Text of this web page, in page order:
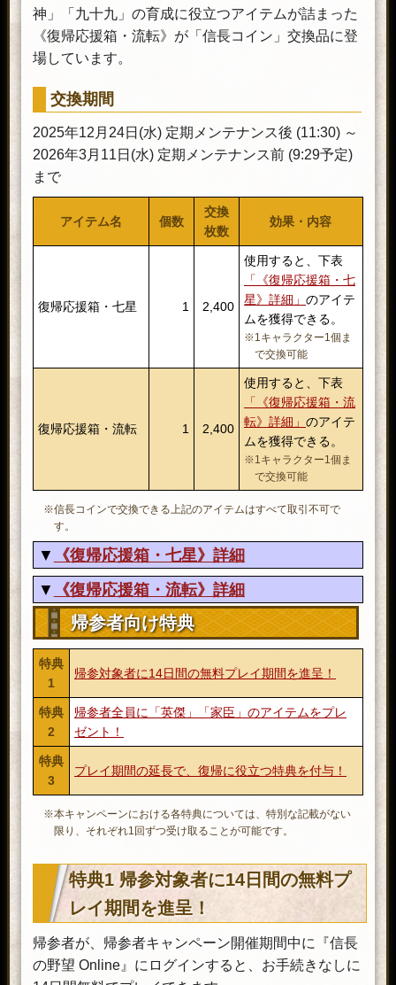
神」「九十九」の育成に役立つアイテムが詰まった
《復帰応援箱・流転》が「信長コイン」交換品に登
場しています。
交換期間
2025年12月24日(水) 定期メンテナンス後 (11:30) ～
2026年3月11日(水) 定期メンテナンス前 (9:29予定)
まで
アイテム名 個数
交換
枚数
効果・内容
復帰応援箱・七星 1 2,400
使用すると、下表
「《復帰応援箱・七
星》詳細」 のアイテ
ムを獲得できる。
※1キャラクター1個ま
で交換可能
復帰応援箱・流転 1 2,400
使用すると、下表
「《復帰応援箱・流
転》詳細」 のアイテ
ムを獲得できる。
※1キャラクター1個ま
で交換可能
※信長コインで交換できる上記のアイテムはすべて取引不可で
す。
《復帰応援箱・七星》詳細
アイテム 効果・内容
技能練達書・勇×1
選択している特化系統の『勇士の
章』までの技能の覚醒効果を全て皆
※体験版アカウントは使用できません。
※皆伝できるのはアイテム使用時に習得
済みの『勇士の章』までの技能のみで
※『勇士の章』までの技能の覚醒効果を
全て皆伝済みの場合、アイテムを使用
テムを使用できません。
練達の腰袋×1
腰袋。
生命力: 500 気合: 500
※入れ物から《練達の腰袋》を使用する
ことで、付与値を再設定できます。
自身のLvを80にする。Lv上限が80以
下のアカウントの場合、上限まで上
《復帰応援箱・流転》詳細
アイテム 効果・内容
選抜英傑喚鈴・え
×1
級四の英傑の中から選出した10名の
うち、ランダムで1名を入手できる
招喚鈴。
ご確認ください。
等級三喚鈴袋・え
《英傑の招喚鈴・え》の等級三英傑
および《森蘭丸喚鈴袋》の英傑「森
蘭丸」から1人を選んで仲間にでき
る。
《窯隠れの才蔵》《魔導士ルシア》
ア》《お知恵》《陣蔵》《もの知り
爺》《鎧鍛冶次郎》《伸介》《道場忍
お綾》《藤岡屋伝助》《谷忠澄》《伊
帰参者向け特典
特典
1
帰参対象者に14日間の無料プレイ期間を進呈！
特典
2
帰参者全員に「英傑」「家臣」のアイテムをプレ
ゼント！
特典
3
プレイ期間の延長で、復帰に役立つ特典を付与！
※本キャンペーンにおける各特典については、特別な記載がない
限り、それぞれ1回ずつ受け取ることが可能です。
特典1 帰参対象者に14日間の無料プ
レイ期間を進呈！
帰参者が、帰参者キャンペーン開催期間中に『信長
の野望 Online』にログインすると、お手続きなしに